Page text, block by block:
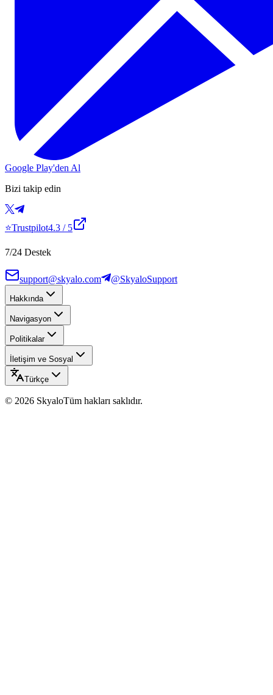
Google Play'den Al
Bizi takip edin
⭐Trustpilot4.3 / 5
7/24 Destek
support@skyalo.com @SkyaloSupport
Hakkında
Navigasyon
Politikalar
İletişim ve Sosyal
Türkçe
© 2026 SkyaloTüm hakları saklıdır.